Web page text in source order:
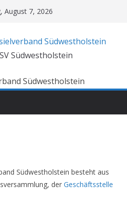
August 7, 2026
Südwestholstein besteht aus
der Geschäftsstelle